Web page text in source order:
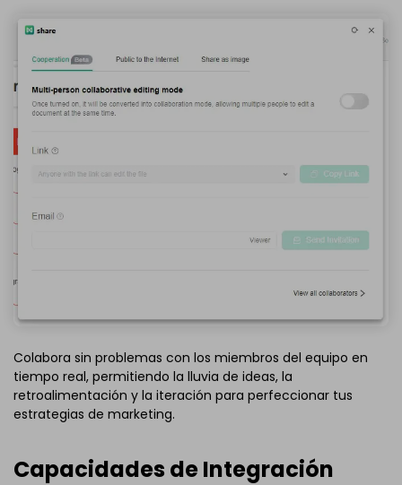
Colabora sin problemas con los miembros del equipo en
tiempo real, permitiendo la lluvia de ideas, la
retroalimentación y la iteración para perfeccionar tus
estrategias de marketing.
Capacidades de Integración